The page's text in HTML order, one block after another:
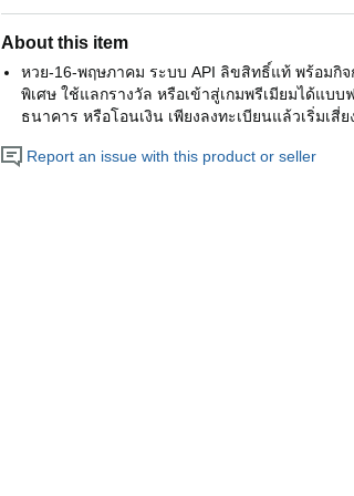
About this item
หวย-16-พฤษภาคม ระบบ API ลิขสิทธิ์แท้ พร้อมกิ
พิเศษ ใช้แลกรางวัล หรือเข้าสู่เกมพรีเมียมได้แ
ธนาคาร หรือโอนเงิน เพียงลงทะเบียนแล้วเริ่มเสี่
Report an issue with this product or seller